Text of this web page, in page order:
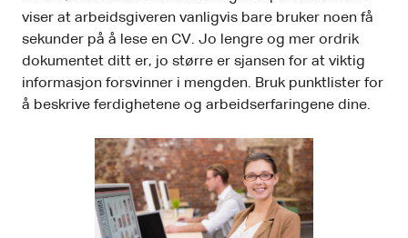
viser at arbeidsgiveren vanligvis bare bruker noen få
sekunder på å lese en CV. Jo lengre og mer ordrik
dokumentet ditt er, jo større er sjansen for at viktig
informasjon forsvinner i mengden. Bruk punktlister for
å beskrive ferdighetene og arbeidserfaringene dine.